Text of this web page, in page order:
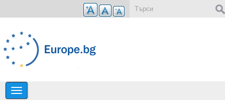
Премини към основното съдържание